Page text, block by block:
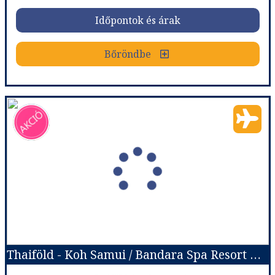
Időpontok és árak
Bőröndbe
Időpontok és árak
Bőröndbe
Thaiföld - Phuket / Avista Grande Phuket Karon - MGallery*****
Város:Phuket
Utazás módja: Repülővel
Ellátás: Reggeli
Szálláskategória:Hotel *****
Szobatípus: Kétágyas szoba
Időpont: 2026-09-02 | 7 éj Thaiföld - Koh Samui / Bandara Spa Resort & Pool Villas, Samui****